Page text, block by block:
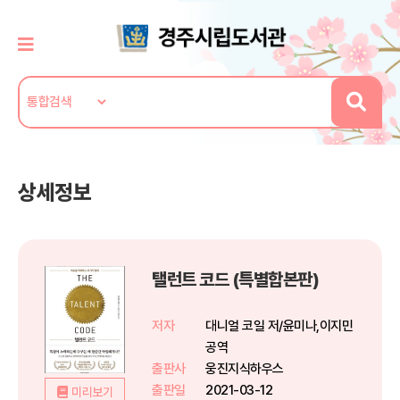
상세정보
미리보기
탤런트 코드 (특별합본판)
저자
대니얼 코일 저/윤미나,이지민
공역
출판사
웅진지식하우스
출판일
2021-03-12